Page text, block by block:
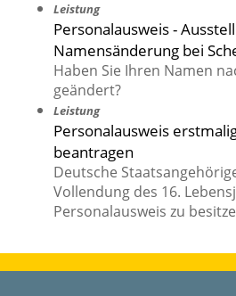
Leistung
Personalausweis -
Namensänderung bei
Haben Sie Ihren Namen
geändert?
Leistung
Personalausweis
beantragen
Deutsche
Vollendung des 16.
Personalausweis zu